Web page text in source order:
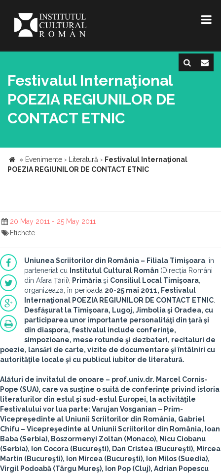
Festivalul Internaţional
POEZIA REGIUNILOR DE
CONTACT ETNIC
» Evenimente › Literatură › Festivalul Internaţional
POEZIA REGIUNILOR DE CONTACT ETNIC
20 May 2011 - 25 May 2011
Etichete
Uniunea Scriitorilor din România – Filiala Timişoara , în
parteneriat cu
Institutul Cultural Român (Direcția Români
din Afara Țării),
Primăriaşi Consiliul Local Timişoara
organizează, în perioada 20-25 mai 2011, Festivalul
Internaţional POEZIA REGIUNILOR DE CONTACT ETNIC
Desfăşurat la Timişoara, Lugoj, Jimbolia şi Oradea, cu
participarea unor importante personalităţi din ţară şi
din diaspora, festivalul include conferinţe,
simpozioane, mese rotunde şi dezbateri, recitaluri de
poezie, lansări de carte, vizite de documentare şi întâlniri cu
autorităţile locale şi cu publicul iubitor de literatură.
Alături de invitatul de onoare – prof.univ.dr. Marcel Cornis-
Pope (SUA), care va susţine o suită de conferinţe privind istoria
literaturilor din estul şi sud-estul Europei, la activităţile
Festivalului vor lua parte: Varujan Vosganian – Prim-
Vicepreşedinte al Uniunii Scriitorilor din România, Gabriel
Chifu – Vicepreşedinte al Uniunii Scriitorilor din România, Ioan
Baba (Serbia), Boszormenyi Zoltan (Monaco), Nicu Ciobanu
(Serbia), Ion Cocora (Bucureşti), Dan Cristea (Bucureşti), Mircea
Martin (Bucureşti), Ion Mircea (Bucureşti), Ion Milos (Suedia),
Virgil Podoabă (Târgu Mureş), Ion Pop (Cluj), Adrian Popescu